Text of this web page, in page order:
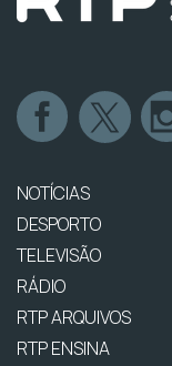
NOTÍCIAS
DESPORTO
TELEVISÃO
RÁDIO
RTP ARQUIVOS
RTP ENSINA